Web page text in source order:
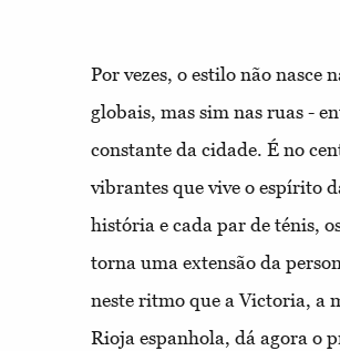
Por vezes, o estilo não nasce
globais, mas sim nas ruas -
constante da cidade. É no
vibrantes que vive o espírito
história e cada par de ténis,
torna uma extensão da
neste ritmo que a Victoria, a
Rioja espanhola, dá agora o